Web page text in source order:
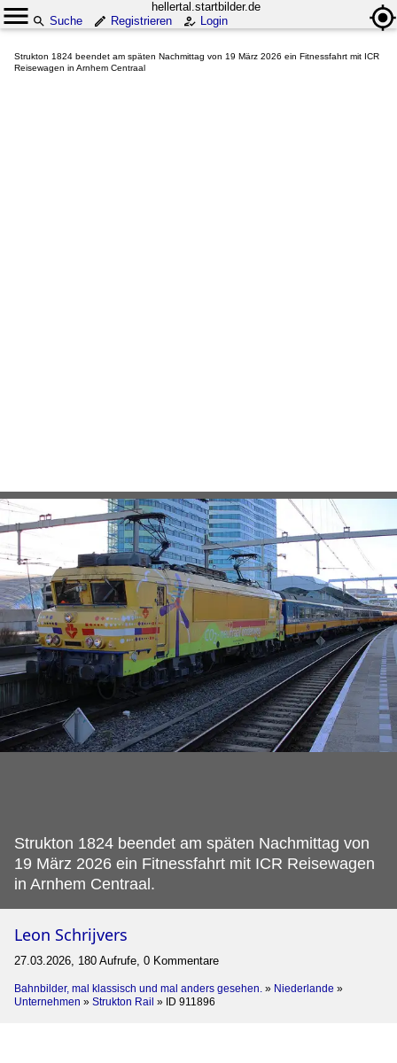
hellertal.startbilder.de
Suche
Registrieren Login
Strukton 1824 beendet am späten Nachmittag von 19 März 2026 ein Fitnessfahrt mit ICR
Reisewagen in Arnhem Centraal
Strukton 1824 beendet am späten Nachmittag von
19 März 2026 ein Fitnessfahrt mit ICR Reisewagen
in Arnhem Centraal.
Leon Schrijvers
27.03.2026, 180 Aufrufe, 0 Kommentare
Bahnbilder, mal klassisch und mal anders gesehen. » Niederlande »
Unternehmen » Strukton Rail » ID 911896